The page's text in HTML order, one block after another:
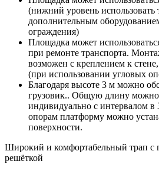
(нижний уровень использовать
дополнительным
ограждения)
Площадка может
при ремонте транспорта.
возможен с креплением к
(при использовании угловых
Благодаря высоте 3 м можно
грузовик.. Общую длину можно
индивидуально с интервалом
опорам платформу можно
поверхности.
Широкий и комфортабельный трап с
решёткой